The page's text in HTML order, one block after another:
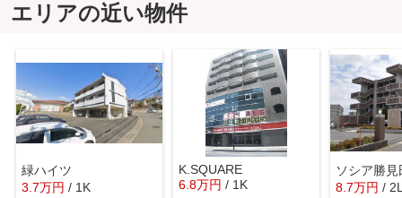
エリアの近い物件
緑ハイツ
3.7万円 / 1K
K.SQUARE
6.8万円 / 1K
ソシア勝見
8.7万円 /